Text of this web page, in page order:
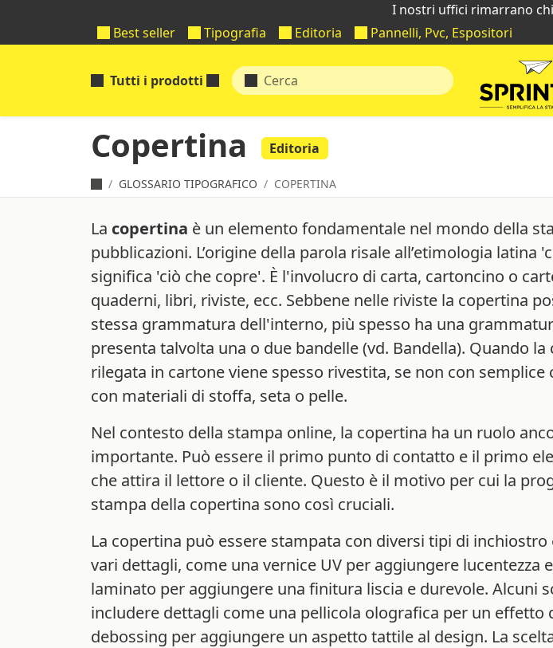
I nostri uffici rimarrano
Best seller
Tipografia Editoria Pannelli, Pvc, Espositori
Tutti i prodotti
Copertina Editoria
GLOSSARIO TIPOGRAFICO COPERTINA
La copertina è un elemento fondamentale nel mondo della
pubblicazioni. L’origine della parola risale all’etimologia latina
significa 'ciò che copre'. È l'involucro di carta, cartoncino o
quaderni, libri, riviste, ecc. Sebbene nelle riviste la copertina
stessa grammatura dell'interno, più spesso ha una
presenta talvolta una o due bandelle (vd. Bandella). Quando la
rilegata in cartone viene spesso rivestita, se non con semplice
con materiali di stoffa, seta o pelle.
Nel contesto della stampa online, la copertina ha un ruolo
importante. Può essere il primo punto di contatto e il primo
che attira il lettore o il cliente. Questo è il motivo per cui la
stampa della copertina sono così cruciali.
La copertina può essere stampata con diversi tipi di
vari dettagli, come una vernice UV per aggiungere lucentezza
laminato per aggiungere una finitura liscia e durevole. Alcuni
includere dettagli come una pellicola olografica per un effetto
debossing per aggiungere un aspetto tattile al design. La